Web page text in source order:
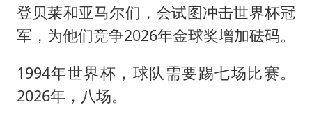
登贝莱和亚马尔们，会试图冲击世界杯冠
军，为他们竞争2026年金球奖增加砝码。
1994年世界杯，球队需要踢七场比赛。
2026年，八场。